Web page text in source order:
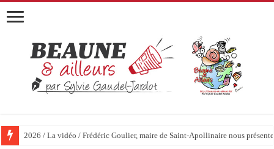
2026 / La vidéo / Frédéric Goulier, maire de Saint-Apollinaire nous
2026 / 01 vidéo et 51 photos / « JE T’ACCUSE »…ET MAINTENANT